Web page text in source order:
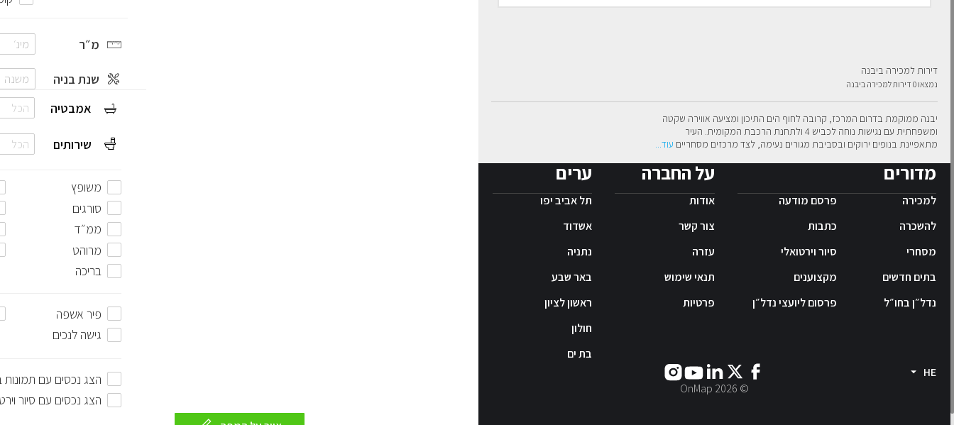
דירות למכירה ביבנה
נמצאו 0 דירות למכירה ביבנה
מתאפיינת בנופים ירוקים ובסביבת מגורים נעימה, לצד מרכזים מסחריים עוד...
מדורים
למכירה
להשכרה
מסחרי
בתים חדשים
נדל״ן בחו״ל
פרסם מודעה
כתבות
סיור וירטואלי
מקצוענים
פרסום ליועצי נדל״ן
ערים
תל אביב יפו
אשדוד
נתניה
באר שבע
ראשון לציון
חולון
בת ים
על החברה
אודות
צור קשר
עזרה
תנאי שימוש
פרטיות
HE
© OnMap
2026
מ״ר
שנת בניה
אמבטיה
הכל
שירותים הכל
משופץ
סורגים
ממ״ד
מרוהט
בריכה
פיר אשפה
גישה לנכים
הצג נכסים עם
הצג נכסים עם סיור